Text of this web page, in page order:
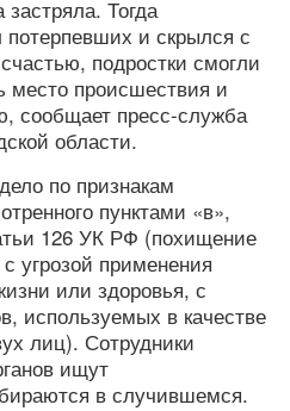
Тогда
и скрылся с
подростки смогли
место происшествия и
сообщает пресс-служба
области.
по признакам
пунктами «в»,
126 УК РФ (похищение
угрозой применения
или здоровья, с
используемых в качестве
лиц). Сотрудники
ищут
в случившемся.